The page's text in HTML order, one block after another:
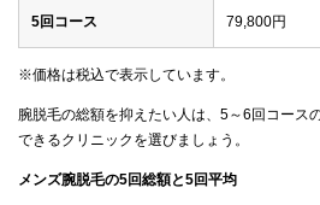
5回コース 79,800円
※価格は税込で表示しています。
腕脱毛の総額を抑えたい人は、5～6回コース
できるクリニックを選びましょう。
メンズ腕脱毛の5回総額と5回平均